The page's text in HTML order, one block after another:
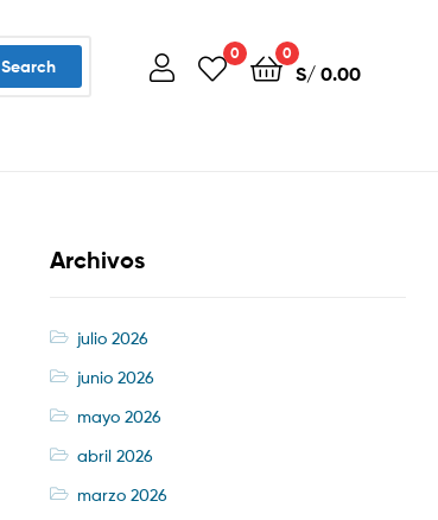
Search
0 0
S/0.00
Archivos
julio 2026
junio 2026
mayo 2026
abril 2026
marzo 2026